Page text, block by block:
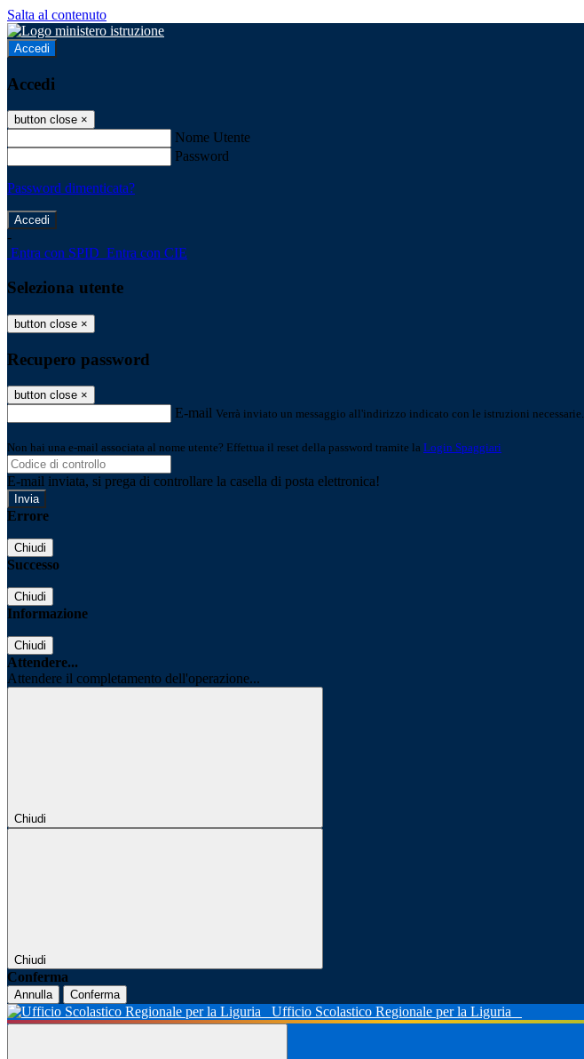
Salta al contenuto
Accedi
Accedi
button close ×
Nome Utente
Password
Password dimenticata?
-
Entra con SPID Entra con CIE
Seleziona utente
button close ×
Recupero password
button close ×
E-mail Verrà inviato un messaggio all'indirizzo indicato con le istruzioni necessarie.
Non hai una e-mail associata al nome utente? Effettua il reset della password tramite la Login Spaggiari
E-mail inviata, si prega di controllare la casella di posta elettronica!
Errore
Chiudi
Successo
Chiudi
Informazione
Chiudi
Attendere...
Attendere il completamento dell'operazione...
Chiudi
Chiudi
Conferma
Annulla Conferma
Ufficio Scolastico Regionale per la Liguria